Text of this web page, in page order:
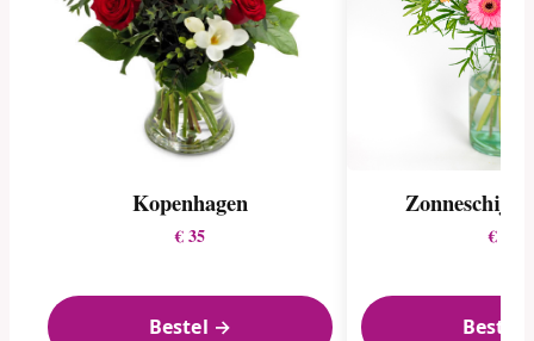
Kopenhagen
€ 35
Bestel →
Zonneschijn
€ 20
Bestel